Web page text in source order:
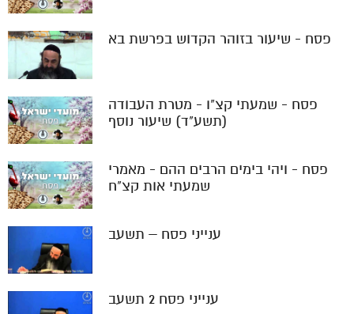
פסח - שיעור בזוהר הקדוש בפרשת בא
פסח - שמעתי קצ"ו - מטרת העבודה
(תשע"ד) שיעור נוסף
פסח - ויהי בימים הרבים ההם - מאמרי
שמעתי אות קצ"ח
ענייני פסח – תשעב
ענייני פסח 2 תשעב